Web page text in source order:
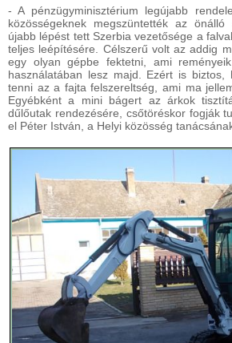
- A pénzügyminisztérium legújabb
közösségeknek megszüntették az
újabb lépést tett Szerbia vezetősége a
teljes leépítésére. Célszerű volt az addig
egy olyan gépbe fektetni, ami
használatában lesz majd. Ezért is biztos,
tenni az a fajta felszereltség, ami ma
Egyébként a mini bágert az árkok
dűlőutak rendezésére, csőtöréskor fogják
el Péter István, a Helyi közösség